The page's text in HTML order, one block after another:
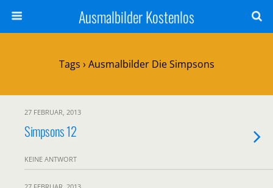
Ausmalbilder Kostenlos
Tags › Ausmalbilder Die Simpsons
27 FEBRUAR, 2013
Simpsons 12
KEINE ANTWORT